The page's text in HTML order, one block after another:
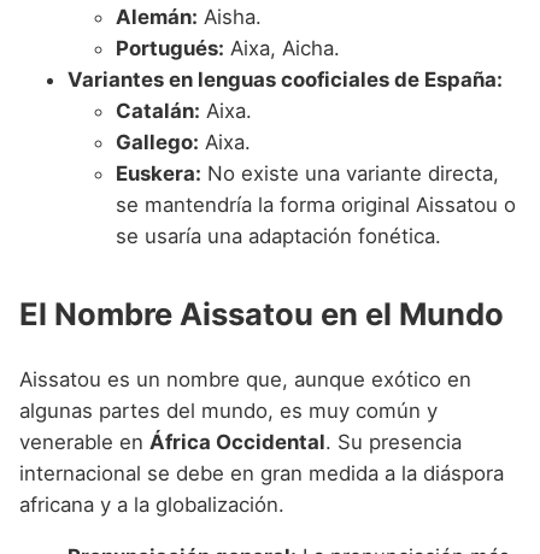
Alemán: Aisha.
Portugués: Aixa, Aicha.
Variantes en lenguas cooficiales de España:
Catalán: Aixa.
Gallego: Aixa.
Euskera: No existe una variante directa,
se mantendría la forma original Aissatou o
se usaría una adaptación fonética.
El Nombre Aissatou en el Mundo
Aissatou es un nombre que, aunque exótico en
algunas partes del mundo, es muy común y
venerable en África Occidental. Su presencia
internacional se debe en gran medida a la diáspora
africana y a la globalización.